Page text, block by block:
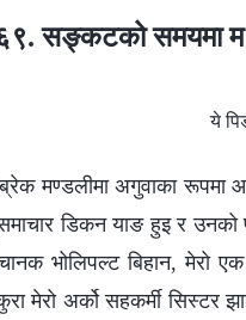
सङ्कटको समयमा म
ये
मण्डलीमा अगुवाका रूपमा
डिकन याङ हुइ र उनको
भोलिपल्ट बिहान, मेरो
मेरो अर्को सहकर्मी सिस्टर